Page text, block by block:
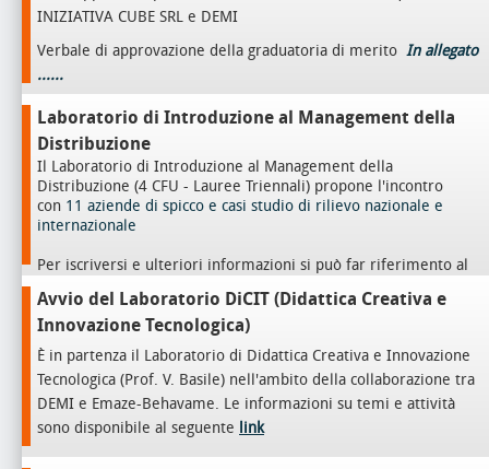
INIZIATIVA CUBE SRL e DEMI
Verbale di approvazione della graduatoria di merito In allegato
......
Laboratorio di Introduzione al Management della
Distribuzione
Il Laboratorio di Introduzione al Management della
Distribuzione (4 CFU - Lauree Triennali) propone l'incontro
con 11 aziende di spicco e casi studio di rilievo nazionale e
internazionale
Per iscriversi e ulteriori informazioni si può far riferimento al
Avvio del Laboratorio DiCIT (Didattica Creativa e
Innovazione Tecnologica)
È in partenza il Laboratorio di Didattica Creativa e Innovazione
Tecnologica (Prof. V. Basile) nell'ambito della collaborazione tra
DEMI e Emaze-Behavame. Le informazioni su temi e attività
sono disponibile al seguente link